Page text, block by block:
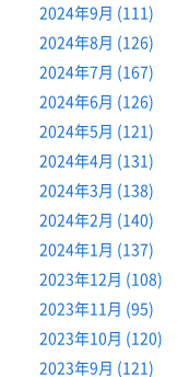
2024年9月 (111)
2024年8月 (126)
2024年7月 (167)
2024年6月 (126)
2024年5月 (121)
2024年4月 (131)
2024年3月 (138)
2024年2月 (140)
2024年1月 (137)
2023年12月 (108)
2023年11月 (95)
2023年10月 (120)
2023年9月 (121)